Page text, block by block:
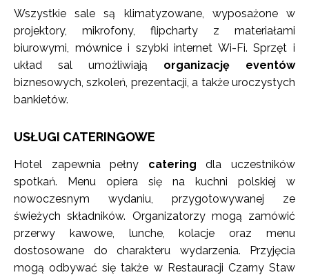
Wszystkie sale są klimatyzowane, wyposażone w
projektory, mikrofony, flipcharty z materiałami
biurowymi, mównice i szybki internet Wi-Fi. Sprzęt i
układ sal umożliwiają organizację eventów
biznesowych, szkoleń, prezentacji, a także uroczystych
bankietów.
USŁUGI CATERINGOWE
Hotel zapewnia pełny catering dla uczestników
spotkań. Menu opiera się na kuchni polskiej w
nowoczesnym wydaniu, przygotowywanej ze
świeżych składników. Organizatorzy mogą zamówić
przerwy kawowe, lunche, kolacje oraz menu
dostosowane do charakteru wydarzenia. Przyjęcia
mogą odbywać się także w Restauracji Czarny Staw